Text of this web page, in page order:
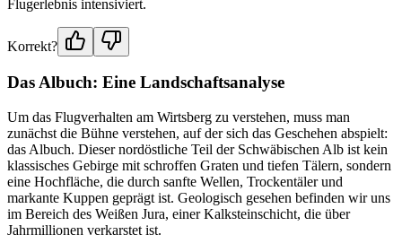
Flugerlebnis intensiviert.
Korrekt?
Das Albuch: Eine Landschaftsanalyse
Um das Flugverhalten am Wirtsberg zu verstehen, muss man
zunächst die Bühne verstehen, auf der sich das Geschehen abspielt:
das Albuch. Dieser nordöstliche Teil der Schwäbischen Alb ist kein
klassisches Gebirge mit schroffen Graten und tiefen Tälern, sondern
eine Hochfläche, die durch sanfte Wellen, Trockentäler und
markante Kuppen geprägt ist. Geologisch gesehen befinden wir uns
im Bereich des Weißen Jura, einer Kalksteinschicht, die über
Jahrmillionen verkarstet ist.